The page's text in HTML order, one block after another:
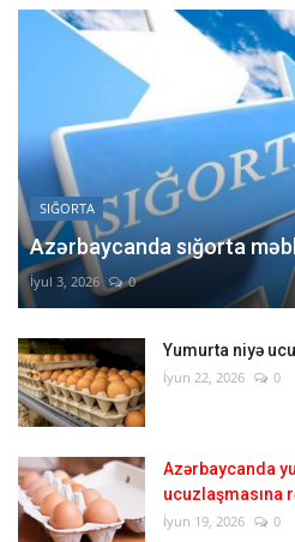
SIĞORTA
Azərbaycanda sığorta
İyul 3, 2026 0
Yumurta niyə
İyun 22, 2026 0
Azərbaycanda
ucuzlaşmasına
İyun 19, 2026 0